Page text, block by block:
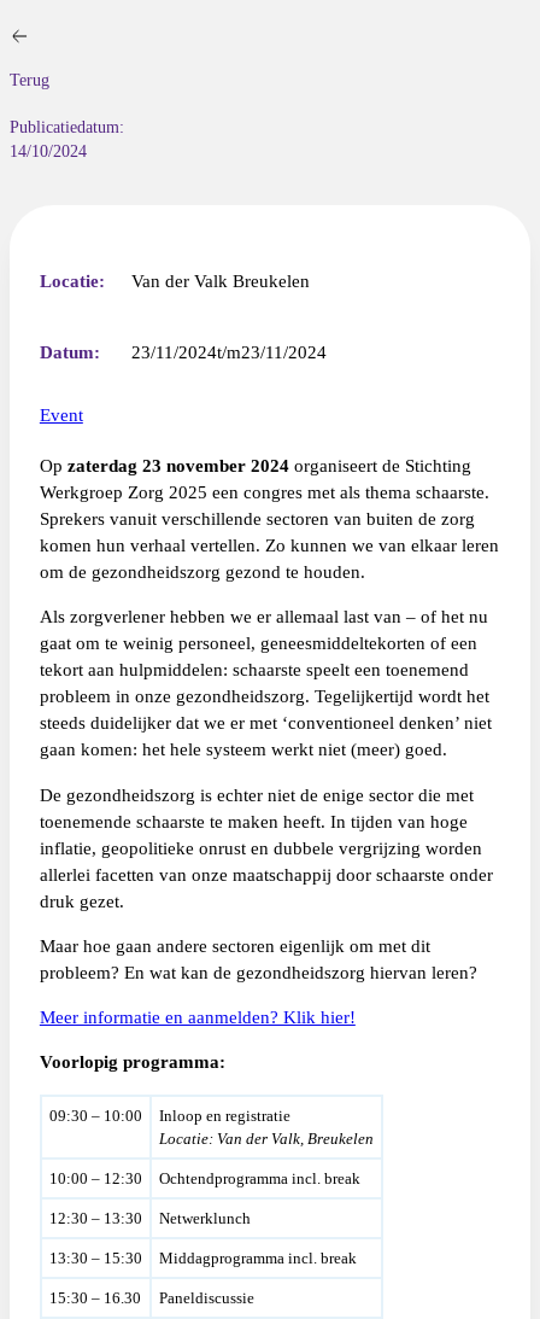
Terug
Publicatiedatum:
14/10/2024
Locatie: Van der Valk Breukelen
Datum: 23/11/2024 23/11/2024
Event
Op zaterdag 23 november 2024 organiseert de Stichting
Werkgroep Zorg 2025 een congres met als thema schaarste.
Sprekers vanuit verschillende sectoren van buiten de zorg
komen hun verhaal vertellen. Zo kunnen we van elkaar leren
om de gezondheidszorg gezond te houden.
Als zorgverlener hebben we er allemaal last van – of het nu
gaat om te weinig personeel, geneesmiddeltekorten of een
tekort aan hulpmiddelen: schaarste speelt een toenemend
probleem in onze gezondheidszorg. Tegelijkertijd wordt het
steeds duidelijker dat we er met ‘conventioneel denken’ niet
gaan komen: het hele systeem werkt niet (meer) goed.
De gezondheidszorg is echter niet de enige sector die met
toenemende schaarste te maken heeft. In tijden van hoge
inflatie, geopolitieke onrust en dubbele vergrijzing worden
allerlei facetten van onze maatschappij door schaarste onder
druk gezet.
Maar hoe gaan andere sectoren eigenlijk om met dit
probleem? En wat kan de gezondheidszorg hiervan leren?
Meer informatie en aanmelden? Klik hier!
Voorlopig programma:
09:30 – 10:00
Inloop en registratie
Locatie: Van der Valk, Breukelen
10:00 – 12:30 Ochtendprogramma incl. break
12:30 – 13:30 Netwerklunch
13:30 – 15:30 Middagprogramma incl. break
15:30 – 16.30 Paneldiscussie